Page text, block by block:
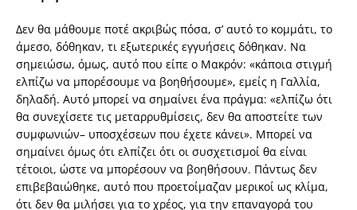
Δεν θα μάθουμε ποτέ ακριβώς πόσα, σ’ αυτό το κομμάτι, το
άμεσο, δόθηκαν, τι εξωτερικές εγγυήσεις δόθηκαν. Να
σημειώσω, όμως, αυτό που είπε ο Μακρόν: «κάποια στιγμή
ελπίζω να μπορέσουμε να βοηθήσουμε», εμείς η Γαλλία,
δηλαδή. Αυτό μπορεί να σημαίνει ένα πράγμα: «ελπίζω ότι
θα συνεχίσετε τις μεταρρυθμίσεις, δεν θα αποστείτε των
συμφωνιών– υποσχέσεων που έχετε κάνει». Μπορεί να
σημαίνει όμως ότι ελπίζει ότι οι συσχετισμοί θα είναι
τέτοιοι, ώστε να μπορέσουν να βοηθήσουν. Πάντως δεν
επιβεβαιώθηκε, αυτό που προετοίμαζαν μερικοί ως κλίμα,
ότι δεν θα μιλήσει για το χρέος, για την επαναγορά του